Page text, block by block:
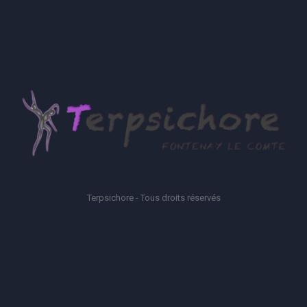
Terpsichore - Tous droits réservés